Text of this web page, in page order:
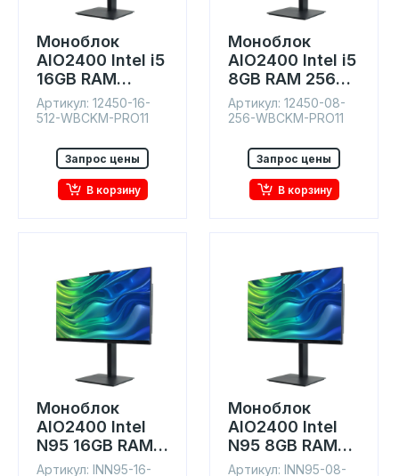
Моноблок
AIO2400 Intel i5
16GB RAM
512GB SSD IPS
23.8" Win11
Артикул: 12450-16-
512-WBCKM-PRO11
Запрос цены
В корзину
Моноблок
AIO2400 Intel i5
8GB RAM 256GB
SSD IPS 23.8"
Win11
Артикул: 12450-08-
256-WBCKM-PRO11
Запрос цены
В корзину
Моноблок
AIO2400 Intel
N95 16GB RAM
512GB SSD IPS
Артикул: INN95-16-
Моноблок
AIO2400 Intel
N95 8GB RAM
256GB SSD IPS
Артикул: INN95-08-